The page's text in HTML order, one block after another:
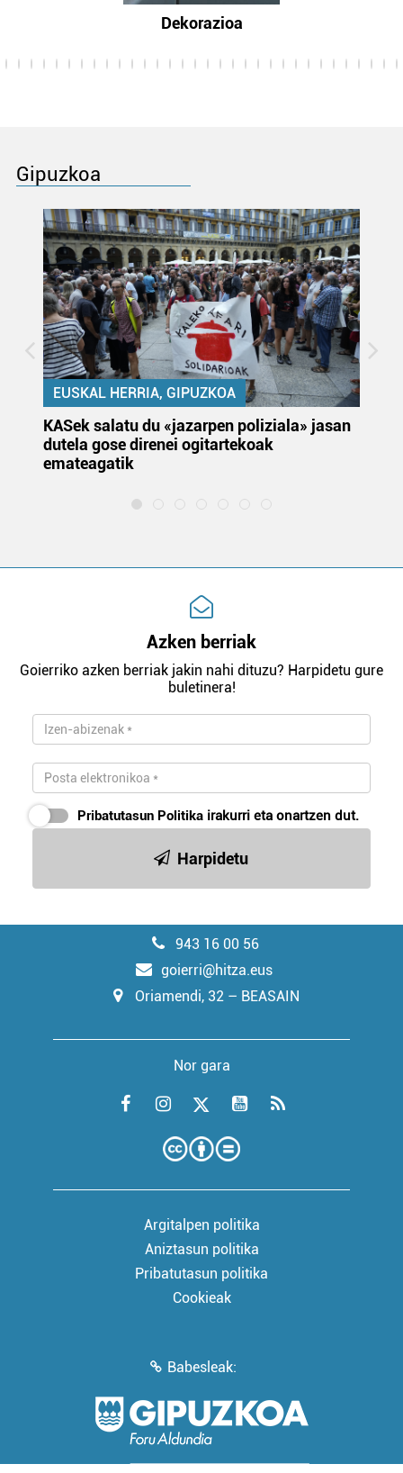
Dekorazioa
Gipuzkoa
EUSKAL HERRIA, GIPUZKOA
KASek salatu du «jazarpen poliziala» jasan
dutela gose direnei ogitartekoak
emateagatik
Azken berriak
Goierriko azken berriak jakin nahi dituzu? Harpidetu gure
buletinera!
Pribatutasun Politika irakurri eta onartzen dut.
Harpidetu
943 16 00 56
goierri@hitza.eus
Oriamendi, 32 – BEASAIN
Nor gara
Argitalpen politika
Aniztasun politika
Pribatutasun politika
Cookieak
Babesleak: